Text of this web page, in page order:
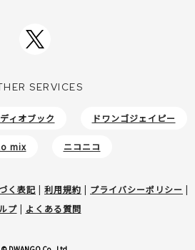
SERVICES
ィオブック ドワンゴジェイピー
mix ニコニコ
く表記 | 利用規約 | プライバシーポリシー |
プ | よくある質問